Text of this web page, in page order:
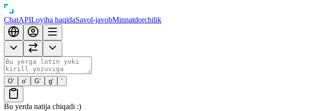
ChatAPILoyiha haqidaSavol-javobMinnatdorchilik
O‘ o‘ G‘ g‘ ’
Bu yerda natija chiqadi :)